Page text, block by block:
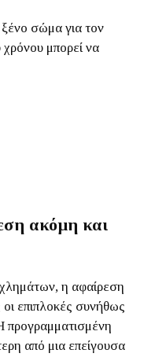
σώμα για τον
μπορεί να
ακόμη και
η αφαίρεση
επιπλοκές συνήθως
προγραμματισμένη
από μια επείγουσα